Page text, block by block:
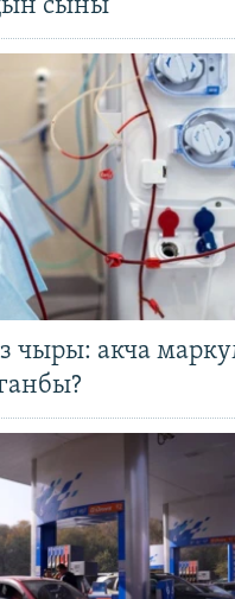
сыны
чыры: акча